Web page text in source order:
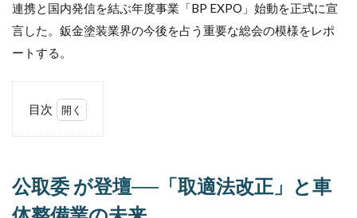
連携と国内発信を結ぶ年度事業「BP EXPO」始動を正式に宣
言した。鈑金塗装業界の今後を占う重要な総会の模様をレポ
ートする。
目次
──「取
適法改
正」と
公取委 が登壇──「取適法改正」と車